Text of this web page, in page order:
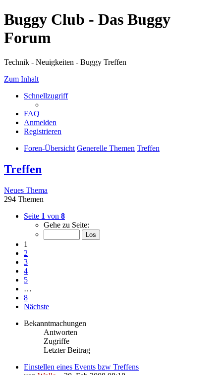
Buggy Club - Das Buggy
Forum
Technik - Neuigkeiten - Buggy Treffen
Zum Inhalt
Schnellzugriff
FAQ
Anmelden
Registrieren
Foren-Übersicht Generelle Themen Treffen
Treffen
Neues Thema
294 Themen
Seite 1 von 8
Gehe zu Seite:
1
2
3
4
5
…
8
Nächste
Bekanntmachungen
Antworten
Zugriffe
Letzter Beitrag
Einstellen eines Events bzw Treffens